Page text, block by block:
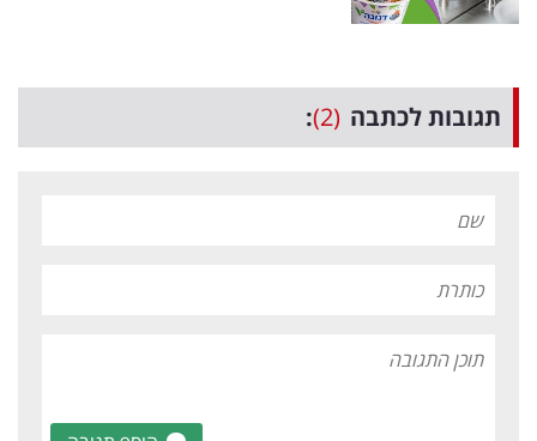
תגובות לכתבה (2)
: